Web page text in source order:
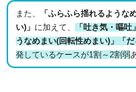
また、
「ふらふら揺れるような
い)」 に加えて、
「吐き気・嘔
うなめまい(回転性めまい)」「だ
発しているケースが1割～2割弱